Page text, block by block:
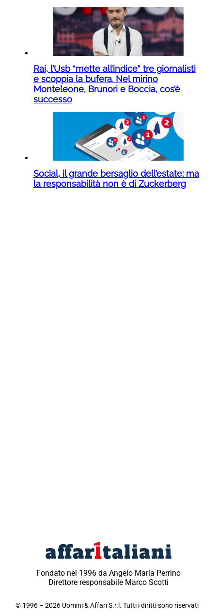
Rai, l’Usb “mette all’indice” tre giornalisti
e scoppia la bufera. Nel mirino
Monteleone, Brunori e Boccia, cos’è
successo
Social, il grande bersaglio dell’estate: ma
la responsabilità non è di Zuckerberg
Fondato nel 1996 da Angelo Maria Perrino
Direttore responsabile Marco Scotti
© 1996 – 2026 Uomini & Affari S.r.l. Tutti i diritti sono riservati